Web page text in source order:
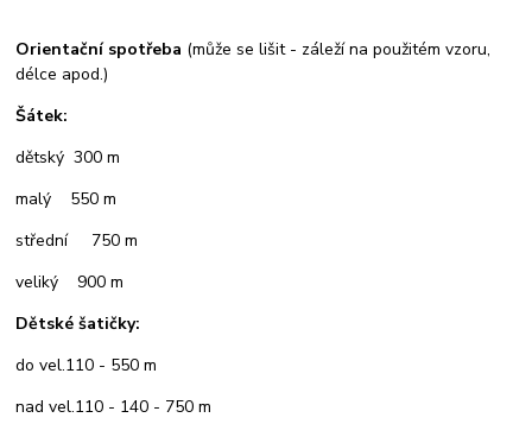
Orientační spotřeba (může se lišit - záleží na použitém vzoru,
délce apod.)
Šátek:
dětský 300 m
malý 550 m
střední 750 m
veliký 900 m
Dětské šatičky:
do vel.110 - 550 m
nad vel.110 - 140 - 750 m